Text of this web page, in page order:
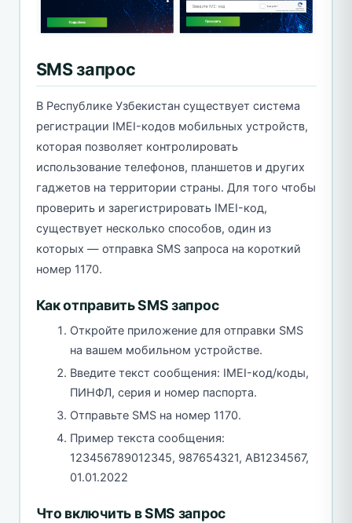
SMS запрос
В Республике Узбекистан существует система
регистрации IMEI-кодов мобильных устройств,
которая позволяет контролировать
использование телефонов, планшетов и других
гаджетов на территории страны. Для того чтобы
проверить и зарегистрировать IMEI-код,
существует несколько способов, один из
которых — отправка SMS запроса на короткий
номер 1170.
Как отправить SMS запрос
Откройте приложение для отправки SMS
на вашем мобильном устройстве.
Введите текст сообщения: IMEI-код/коды,
ПИНФЛ, серия и номер паспорта.
Отправьте SMS на номер 1170.
Пример текста сообщения:
123456789012345, 987654321, AB1234567,
01.01.2022
Что включить в SMS запрос